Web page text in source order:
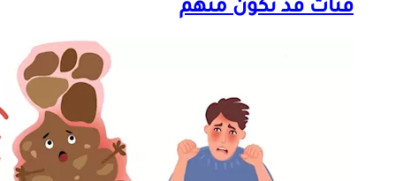
فئات قد تكون منهم